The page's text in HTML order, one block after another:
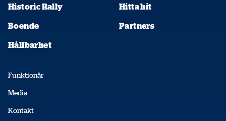
Historic Rally Hitta hit
Boende Partners
Hållbarhet
Funktionär
Media
Kontakt